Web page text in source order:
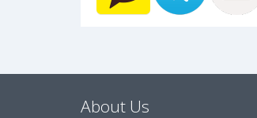
About Us